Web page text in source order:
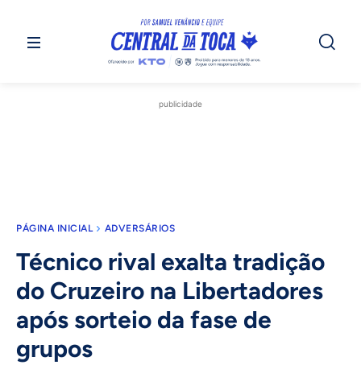
publicidade
PÁGINA INICIAL ADVERSÁRIOS
Técnico rival exalta tradição
do Cruzeiro na Libertadores
após sorteio da fase de
grupos